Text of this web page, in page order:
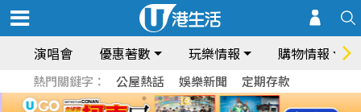
演唱會 優惠著數 玩樂情報 購物情報
熱門關鍵字： 公屋熱話 娛樂新聞 定期存款